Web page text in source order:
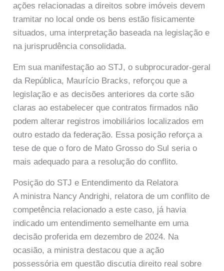
ações relacionadas a direitos sobre imóveis devem
tramitar no local onde os bens estão fisicamente
situados, uma interpretação baseada na legislação e
na jurisprudência consolidada.
Em sua manifestação ao STJ, o subprocurador-geral
da República, Maurício Bracks, reforçou que a
legislação e as decisões anteriores da corte são
claras ao estabelecer que contratos firmados não
podem alterar registros imobiliários localizados em
outro estado da federação. Essa posição reforça a
tese de que o foro de Mato Grosso do Sul seria o
mais adequado para a resolução do conflito.
Posição do STJ e Entendimento da Relatora
A ministra Nancy Andrighi, relatora de um conflito de
competência relacionado a este caso, já havia
indicado um entendimento semelhante em uma
decisão proferida em dezembro de 2024. Na
ocasião, a ministra destacou que a ação
possessória em questão discutia direito real sobre